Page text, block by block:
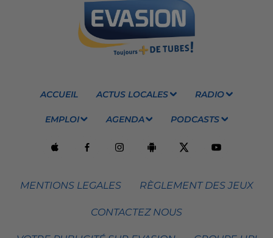
ACCUEIL ACTUS LOCALES RADIO
EMPLOI AGENDA PODCASTS
MENTIONS LEGALES RÈGLEMENT DES JEUX
CONTACTEZ NOUS